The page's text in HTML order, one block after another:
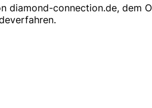
connection.de, dem